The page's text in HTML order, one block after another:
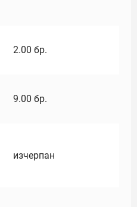
2.00 бр.
9.00 бр.
изчерпан